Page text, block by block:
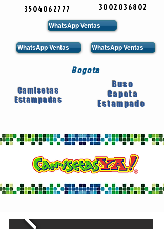
3504062777 3002036802
WhatsApp Ventas
WhatsApp Ventas WhatsApp Ventas
Bogota
Camisetas
Estampadas
Buso
Capota
Estampado